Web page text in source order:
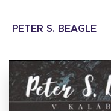
PETER S. BEAGLE